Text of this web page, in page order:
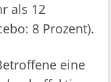
als 12
8 Prozent).
eine